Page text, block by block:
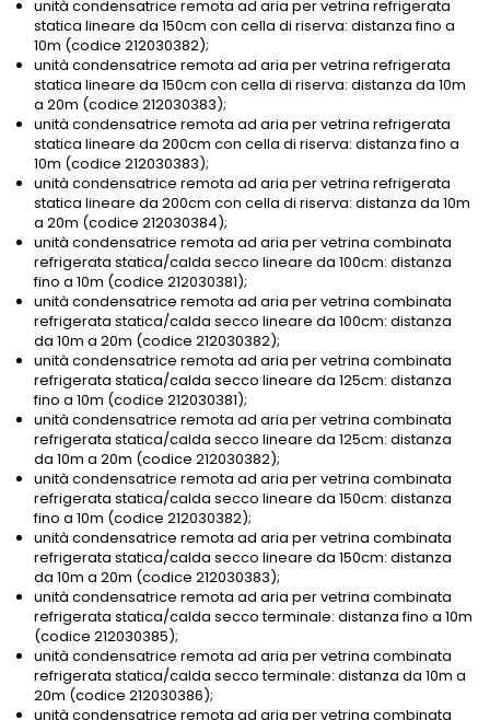
unità condensatrice remota ad aria per vetrina refrigerata
statica lineare da 150cm con cella di riserva: distanza fino a
10m (codice 212030382);
unità condensatrice remota ad aria per vetrina refrigerata
statica lineare da 150cm con cella di riserva: distanza da 10m
a 20m (codice 212030383);
unità condensatrice remota ad aria per vetrina refrigerata
statica lineare da 200cm con cella di riserva: distanza fino a
10m (codice 212030383);
unità condensatrice remota ad aria per vetrina refrigerata
statica lineare da 200cm con cella di riserva: distanza da 10m
a 20m (codice 212030384);
unità condensatrice remota ad aria per vetrina combinata
refrigerata statica/calda secco lineare da 100cm: distanza
fino a 10m (codice 212030381);
unità condensatrice remota ad aria per vetrina combinata
refrigerata statica/calda secco lineare da 100cm: distanza
da 10m a 20m (codice 212030382);
unità condensatrice remota ad aria per vetrina combinata
refrigerata statica/calda secco lineare da 125cm: distanza
fino a 10m (codice 212030381);
unità condensatrice remota ad aria per vetrina combinata
refrigerata statica/calda secco lineare da 125cm: distanza
da 10m a 20m (codice 212030382);
unità condensatrice remota ad aria per vetrina combinata
refrigerata statica/calda secco lineare da 150cm: distanza
fino a 10m (codice 212030382);
unità condensatrice remota ad aria per vetrina combinata
refrigerata statica/calda secco lineare da 150cm: distanza
da 10m a 20m (codice 212030383);
unità condensatrice remota ad aria per vetrina combinata
refrigerata statica/calda secco terminale: distanza fino a 10m
(codice 212030385);
unità condensatrice remota ad aria per vetrina combinata
refrigerata statica/calda secco terminale: distanza da 10m a
20m (codice 212030386);
unità condensatrice remota ad aria per vetrina combinata